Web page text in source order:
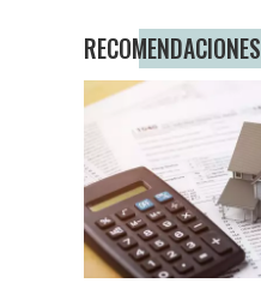
RECOMENDACIONES